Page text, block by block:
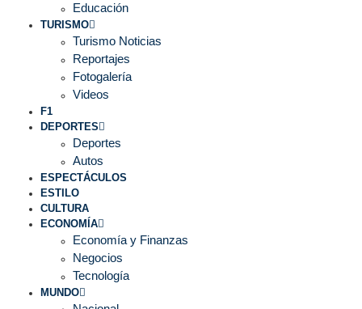
Educación
TURISMO
Turismo Noticias
Reportajes
Fotogalería
Videos
F1
DEPORTES
Deportes
Autos
ESPECTÁCULOS
ESTILO
CULTURA
ECONOMÍA
Economía y Finanzas
Negocios
Tecnología
MUNDO